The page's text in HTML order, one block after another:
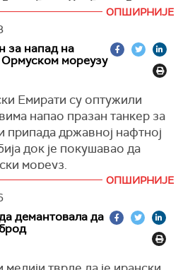
их бити. Хезболах ће
рекао је Касем у
уследила је у
војска издала ново
четири села на југу
је то учињено "у светлу
о прекиду ватре од стране
ОПШИРНИЈЕ
за напад на
Ормуском мореузу
Емирати су оптужили
напао празан танкер за
припада државној нафтној
док је покушавао да
мореуз.
потребу да Иран
изазване нападе, осигура
тренутном прекиду
и потпуном и
ОПШИРНИЈЕ
демантовала да